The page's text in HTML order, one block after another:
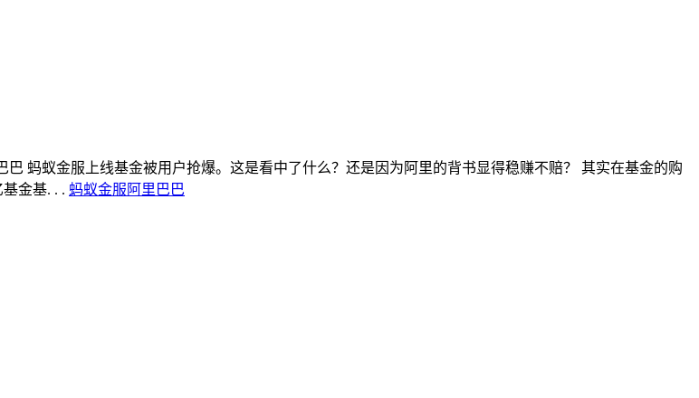
巴 蚂蚁金服上线基金被用户抢爆。这是看中了什么？还是因为阿里的背书显得稳赚不赔？ 其实在基金的购
金基. . . 蚂蚁金服 阿里巴巴